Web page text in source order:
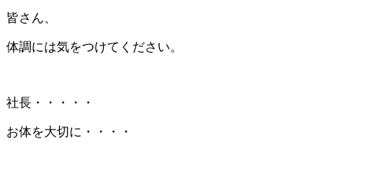
皆さん、
体調には気をつけてください。
社長・・・・・
お体を大切に・・・・